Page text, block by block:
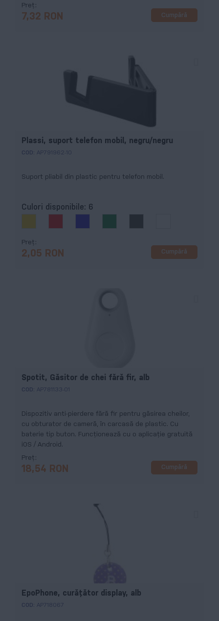
Preț
7,32 RON Cumpără
Plassi, suport telefon mobil, negru/negru
COD: AP791962-10
Suport pliabil din plastic pentru telefon mobil.
Culori disponibile: 6
Preț
2,05 RON Cumpără
Spotit, Găsitor de chei fără fir, alb
COD: AP781133-01
Dispozitiv anti-pierdere fără fir pentru găsirea cheilor,
cu obturator de cameră, în carcasă de plastic. Cu
baterie tip buton. Funcționează cu o aplicație gratuită
iOS / Android.
Preț
18,54 RON Cumpără
EpoPhone, curăţător display, alb
COD: AP718067